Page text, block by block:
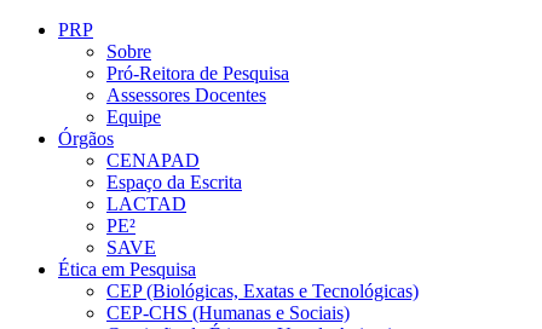
Conteúdo principal
PRP
Sobre
Pró-Reitora de Pesquisa
Assessores Docentes
Equipe
Órgãos
CENAPAD
Espaço da Escrita
LACTAD
PE²
SAVE
Ética em Pesquisa
CEP (Biológicas, Exatas e Tecnológicas)
CEP-CHS (Humanas e Sociais)